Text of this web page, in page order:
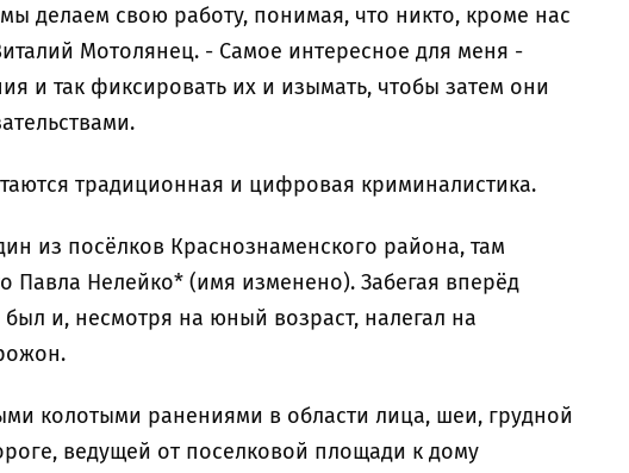
делаем свою работу, понимая, что никто, кроме нас
Мотолянец. - Самое интересное для меня -
и так фиксировать их и изымать, чтобы затем они
традиционная и цифровая криминалистика.
из посёлков Краснознаменского района, там
Павла Нелейко* (имя изменено). Забегая вперёд
и, несмотря на юный возраст, налегал на
колотыми ранениями в области лица, шеи, грудной
ведущей от поселковой площади к дому